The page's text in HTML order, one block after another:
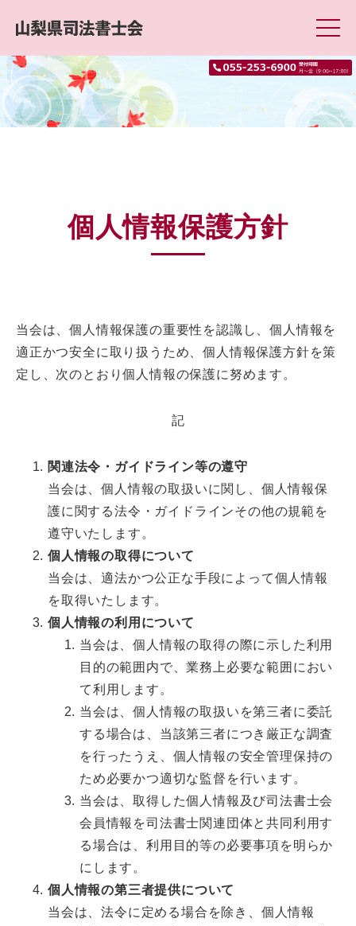
個人情報保護方針
当会は、個人情報保護の重要性を認識し、個人情報を
適正かつ安全に取り扱うため、個人情報保護方針を策
定し、次のとおり個人情報の保護に努めます。
記
関連法令・ガイドライン等の遵守
当会は、個人情報の取扱いに関し、個人情報保
護に関する法令・ガイドラインその他の規範を
遵守いたします。
個人情報の取得について
当会は、適法かつ公正な手段によって個人情報
を取得いたします。
個人情報の利用について
当会は、個人情報の取得の際に示した利用
目的の範囲内で、業務上必要な範囲におい
て利用します。
当会は、個人情報の取扱いを第三者に委託
する場合は、当該第三者につき厳正な調査
を行ったうえ、個人情報の安全管理保持の
ため必要かつ適切な監督を行います。
当会は、取得した個人情報及び司法書士会
会員情報を司法書士関連団体と共同利用す
る場合は、利用目的等の必要事項を明らか
にします。
個人情報の第三者提供について
当会は、法令に定める場合を除き、個人情報